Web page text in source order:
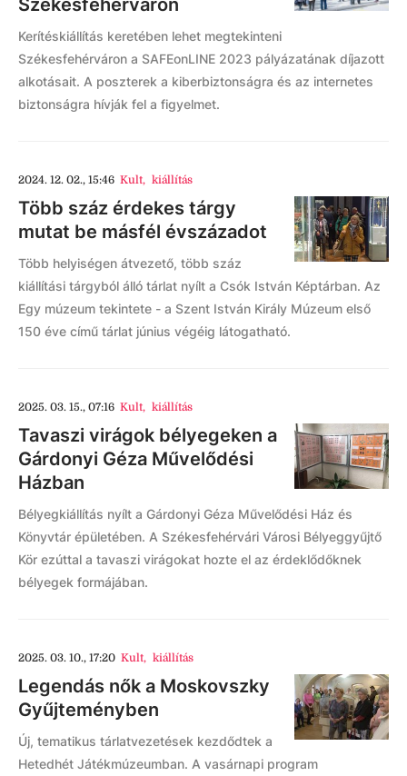
Székesfehérváron
Kerítéskiállítás keretében lehet megtekinteni
Székesfehérváron a SAFEonLINE 2023 pályázatának díjazott
alkotásait. A poszterek a kiberbiztonságra és az internetes
biztonságra hívják fel a figyelmet.
2024. 12. 02., 15:46 Kult, kiállítás
Több száz érdekes tárgy
mutat be másfél évszázadot
Több helyiségen átvezető, több száz
kiállítási tárgyból álló tárlat nyílt a Csók István Képtárban. Az
Egy múzeum tekintete - a Szent István Király Múzeum első
150 éve című tárlat június végéig látogatható.
2025. 03. 15., 07:16 Kult, kiállítás
Tavaszi virágok bélyegeken a
Gárdonyi Géza Művelődési
Házban
Bélyegkiállítás nyílt a Gárdonyi Géza Művelődési Ház és
Könyvtár épületében. A Székesfehérvári Városi Bélyeggyűjtő
Kör ezúttal a tavaszi virágokat hozte el az érdeklődőknek
bélyegek formájában.
2025. 03. 10., 17:20 Kult, kiállítás
Legendás nők a Moskovszky
Gyűjteményben
Új, tematikus tárlatvezetések kezdődtek a
Hetedhét Játékmúzeumban. A vasárnapi program